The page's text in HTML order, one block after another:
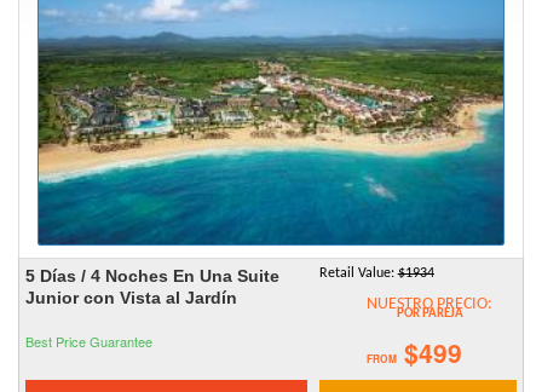
5 Días / 4 Noches En Una Suite
Junior con Vista al Jardín
Best Price Guarantee
Retail Value:$1934
NUESTRO PRECIO:
POR PAREJA
FROM $499